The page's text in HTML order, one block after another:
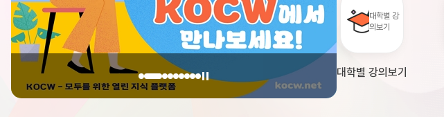
대학별 강
의보기
대학별 강의보기